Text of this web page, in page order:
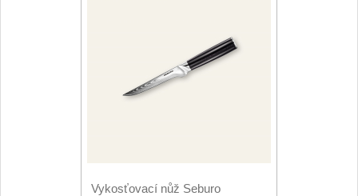
Vykosťovací nůž Seburo